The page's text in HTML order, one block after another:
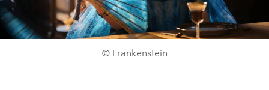
© Frankenstein